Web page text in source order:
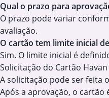
Qual o prazo para
O prazo pode variar
avaliação.
O cartão tem limite inicial
Sim. O limite inicial é
Solicitação do Cartão Havan
A solicitação pode ser feita
Após a aprovação, o